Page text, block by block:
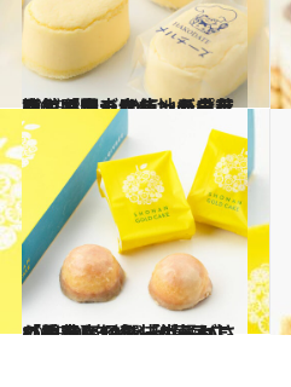
2025.3.6
函館「金森赤レンガ倉庫」で見つけた地元の有機カボチャを使ったプリンや限定デザインの羊羹など心躍る10点
グルメ
2025.2.6
【関東】個包装がうれしい手土産10選「柑橘がさわやかなバターケーキ」「約200年続く和菓子店の羊羹」
グルメ